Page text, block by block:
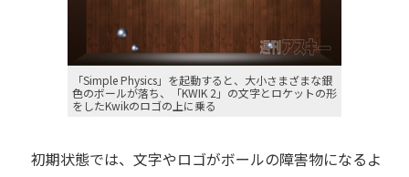
「Simple Physics」を起動すると、大小さまざまな銀
色のボールが落ち、「KWIK 2」の文字とロケットの形
をしたKwikのロゴの上に乗る
初期状態では、文字やロゴがボールの障害物になるよ